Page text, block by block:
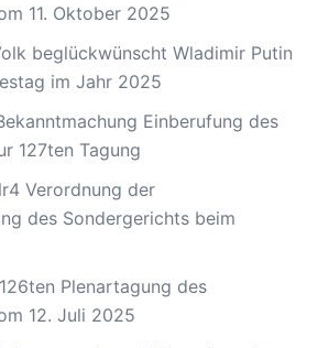
11. Oktober 2025
beglückwünscht Wladimir Putin
im Jahr 2025
Einberufung des
127ten Tagung
Verordnung der
des Sondergerichts beim
Plenartagung des
12. Juli 2025